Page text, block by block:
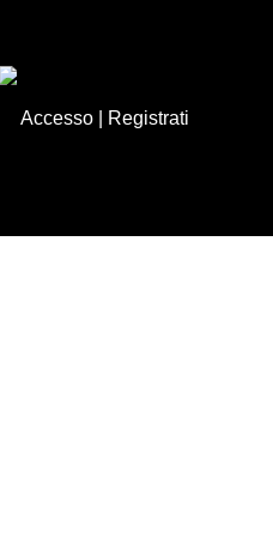
Accesso Registrati